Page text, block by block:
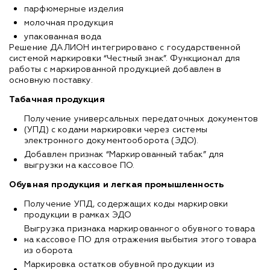
парфюмерные изделия
молочная продукция
упакованная вода
Решение ДАЛИОН интегрировано с государственной
системой маркировки “Честный знак”. Функционал для
работы с маркированной продукцией добавлен в
основную поставку.
Табачная продукция
Получение универсальных передаточных документов
(УПД) с кодами маркировки через системы
электронного документооборота (ЭДО).
Добавлен признак “Маркированный табак” для
выгрузки на кассовое ПО.
Обувная продукция и легкая промышленность
Получение УПД, содержащих коды маркировки
продукции в рамках ЭДО
Выгрузка признака маркированного обувного товара
на кассовое ПО для отражения выбытия этого товара
из оборота
Маркировка остатков обувной продукции из